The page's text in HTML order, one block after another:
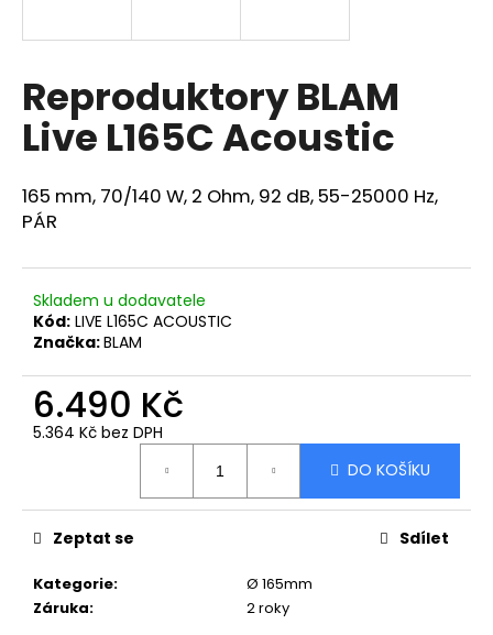
Reproduktory BLAM
Live L165C Acoustic
165 mm, 70/140 W, 2 Ohm, 92 dB, 55-25000 Hz,
PÁR
Skladem u dodavatele
Kód: LIVE L165C ACOUSTIC
Značka:BLAM
6.490 Kč
5.364 Kč bez DPH
DO KOŠÍKU
Kategorie:
Ø 165mm
Záruka: 2 roky
Zeptat se Sdílet
í
t
?
D
o
p
o
u
m
e